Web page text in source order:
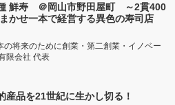
鮮寿 ＠岡山市野田屋町 ～2貫400
かせ一本で経営する異色の寿司店
の将来のために創業・第二創業・イノベー
限会社 代表
品を21世紀に生かし切る！